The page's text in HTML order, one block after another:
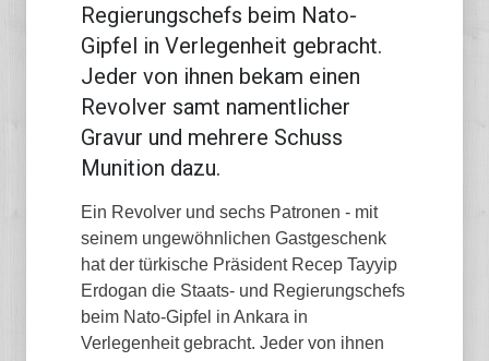
Regierungschefs beim Nato-
Gipfel in Verlegenheit gebracht.
Jeder von ihnen bekam einen
Revolver samt namentlicher
Gravur und mehrere Schuss
Munition dazu.
Ein Revolver und sechs Patronen - mit
seinem ungewöhnlichen Gastgeschenk
hat der türkische Präsident Recep Tayyip
Erdogan die Staats- und Regierungschefs
beim Nato-Gipfel in Ankara in
Verlegenheit gebracht. Jeder von ihnen